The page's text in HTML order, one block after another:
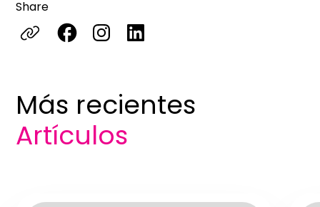
Share
Más recientes
Artículos